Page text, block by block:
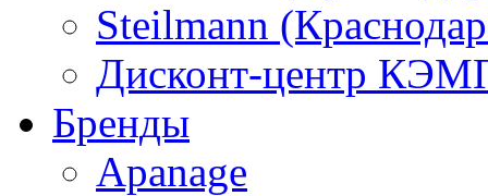
Steilmann
Дисконт-центр
Бренды
Apanage